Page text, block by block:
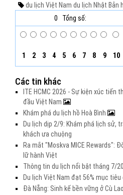
du lịch Việt Nam du lịch Nhật Bản
0
Tổng số:
1 2 3 4 5 6 7 8 9 10
Các tin khác
ITE HCMC 2026 - Sự kiện xúc tiến
đầu Việt Nam
Khám phá du lịch hồ Hoà Bình
Du lịch dịp 2/9: Khám phá lịch sử,
khách ưa chuộng
Ra mắt "Moskva MICE Rewards":
lữ hành Việt
Thông tin du lịch nổi bật tháng 7/
Du lịch Việt Nam đạt 56% mục
Đà Nẵng: Sinh kế bền vững ở Cù